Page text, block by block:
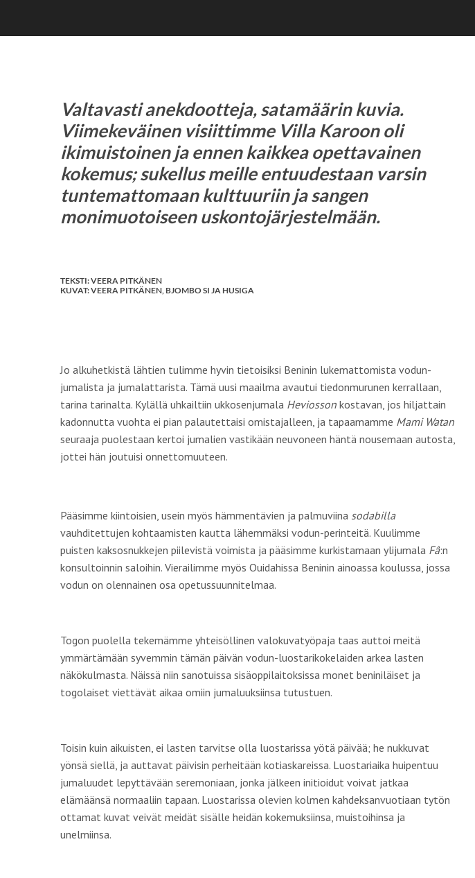
Valtavasti anekdootteja, satamäärin kuvia.
Viimekeväinen visiittimme Villa Karoon oli
ikimuistoinen ja ennen kaikkea opettavainen
kokemus; sukellus meille entuudestaan varsin
tuntemattomaan kulttuuriin ja sangen
monimuotoiseen uskontojärjestelmään.
TEKSTI: VEERA PITKÄNEN
KUVAT: VEERA PITKÄNEN, BJOMBO SI JA HUSIGA
Jo alkuhetkistä lähtien tulimme hyvin tietoisiksi Beninin lukemattomista vodun-
jumalista ja jumalattarista. Tämä uusi maailma avautui tiedonmurunen kerrallaan,
tarina tarinalta. Kylällä uhkailtiin ukkosenjumala Heviosson kostavan, jos hiljattain
kadonnutta vuohta ei pian palautettaisi omistajalleen, ja tapaamamme Mami Watan
seuraaja puolestaan kertoi jumalien vastikään neuvoneen häntä nousemaan autosta,
jottei hän joutuisi onnettomuuteen.
Pääsimme kiintoisien, usein myös hämmentävien ja palmuviina sodabilla
vauhditettujen kohtaamisten kautta lähemmäksi vodun-perinteitä. Kuulimme
puisten kaksosnukkejen piilevistä voimista ja pääsimme kurkistamaan ylijumala Fâ:n
konsultoinnin saloihin. Vierailimme myös Ouidahissa Beninin ainoassa koulussa, jossa
vodun on olennainen osa opetussuunnitelmaa.
Togon puolella tekemämme yhteisöllinen valokuvatyöpaja taas auttoi meitä
ymmärtämään syvemmin tämän päivän vodun-luostarikokelaiden arkea lasten
näkökulmasta. Näissä niin sanotuissa sisäoppilaitoksissa monet beniniläiset ja
togolaiset viettävät aikaa omiin jumaluuksiinsa tutustuen.
Toisin kuin aikuisten, ei lasten tarvitse olla luostarissa yötä päivää; he nukkuvat
yönsä siellä, ja auttavat päivisin perheitään kotiaskareissa. Luostariaika huipentuu
jumaluudet lepyttävään seremoniaan, jonka jälkeen initioidut voivat jatkaa
elämäänsä normaaliin tapaan. Luostarissa olevien kolmen kahdeksanvuotiaan tytön
ottamat kuvat veivät meidät sisälle heidän kokemuksiinsa, muistoihinsa ja
unelmiinsa.